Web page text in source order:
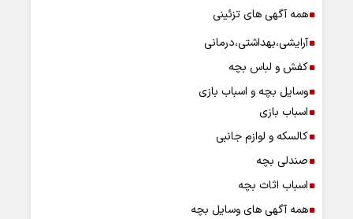
همه آگهی های تزئینی
آرایشی،بهداشتی،درمانی
کفش و لباس بچه
وسایل بچه و اسباب بازی
اسباب بازی
کالسکه و لوازم جانبی
صندلی بچه
اسباب اثاث بچه
همه آگهی های وسایل بچه